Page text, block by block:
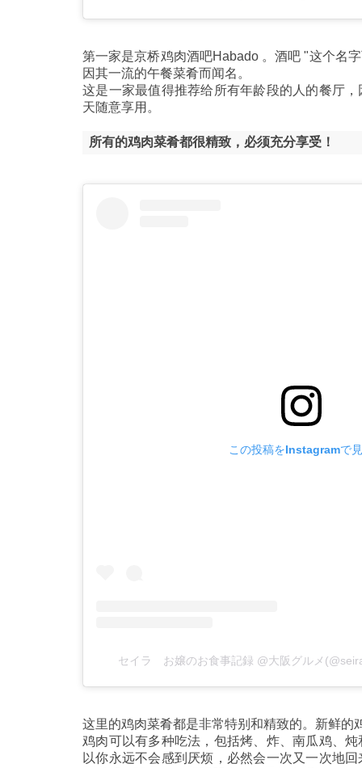
第一家是京桥鸡肉酒吧Habado 。酒吧 "这个名
因其一流的午餐菜肴而闻名。
这是一家最值得推荐给所有年龄段的人的餐厅
天随意享用。
所有的鸡肉菜肴都很精致，必须充分享受！
この投稿をInstagramで
セイラ お嬢のお食事記録 @大阪グルメ
这里的鸡肉菜肴都是非常特别和精致的。新鲜
鸡肉可以有多种吃法，包括烤、炸、南瓜鸡、
以你永远不会感到厌烦，必然会一次又一次地